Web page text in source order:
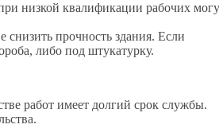
низкой квалификации рабочих
снизить прочность здания. Если
либо под штукатурку.
работ имеет долгий срок службы.